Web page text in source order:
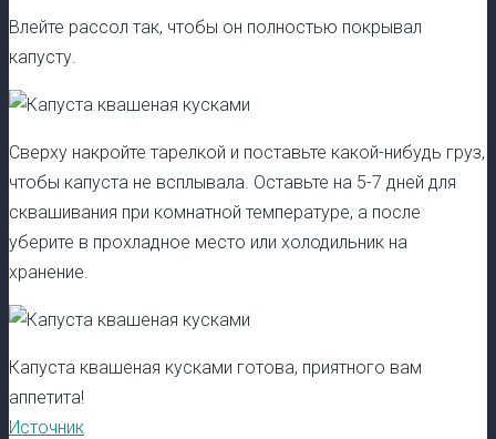
Влейте рассол так, чтобы он полностью покрывал
капусту.
Сверху накройте тарелкой и поставьте какой-нибудь груз,
чтобы капуста не всплывала. Оставьте на 5-7 дней для
сквашивания при комнатной температуре, а после
уберите в прохладное место или холодильник на
хранение.
Капуста квашеная кусками готова, приятного вам
аппетита!
Источник